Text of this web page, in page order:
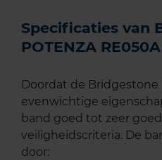
Specificaties van
POTENZA
Doordat de Bridgestone
evenwichtige
band goed tot zeer
veiligheidscriteria. De
door: